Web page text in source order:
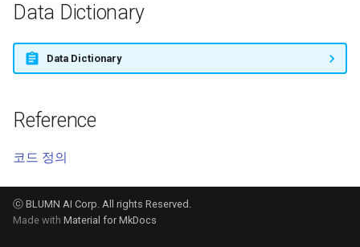
Data Dictionary
Data Dictionary
Reference
코드 정의
ⓒ BLUMN AI Corp. All rights Reserved.
Made with Material for MkDocs